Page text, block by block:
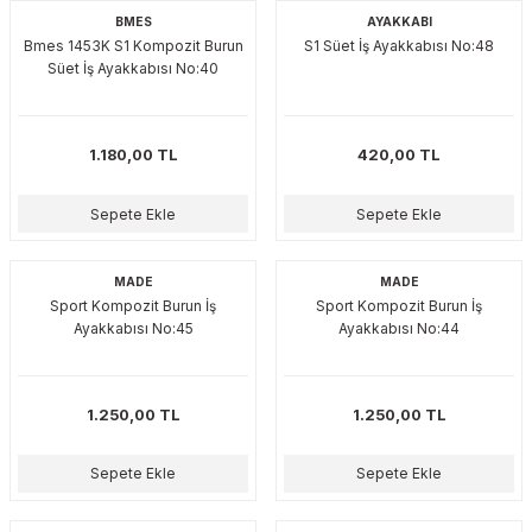
BMES
Bmes 1453K S1 Kompozit Burun
Süet İş Ayakkabısı No:40
1.180,00 TL
Sepete Ekle
AYAKKABI
S1 Süet İş Ayakkabısı No:48
420,00 TL
Sepete Ekle
MADE
Sport Kompozit Burun İş
Ayakkabısı No:45
1.250,00 TL
Sepete Ekle
MADE
Sport Kompozit Burun İş
Ayakkabısı No:44
1.250,00 TL
Sepete Ekle